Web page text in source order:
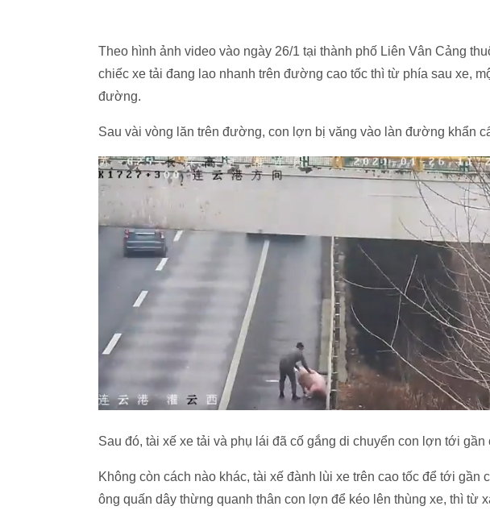
Theo hình ảnh video vào ngày 26/1 tại thành phố Liên Vân Cảng
chiếc xe tải đang lao nhanh trên đường cao tốc thì từ phía sau xe,
đường.
Sau vài vòng lăn trên đường, con lợn bị văng vào làn đường khẩn
Sau đó, tài xế xe tải và phụ lái đã cố gắng di chuyển con lợn tới
Không còn cách nào khác, tài xế đành lùi xe trên cao tốc để tới
ông quấn dây thừng quanh thân con lợn để kéo lên thùng xe, thì từ